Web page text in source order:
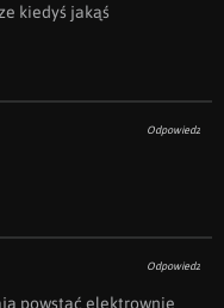
kiedyś jakąś
Odpowiedz
Odpowiedz
powstać elektrownie